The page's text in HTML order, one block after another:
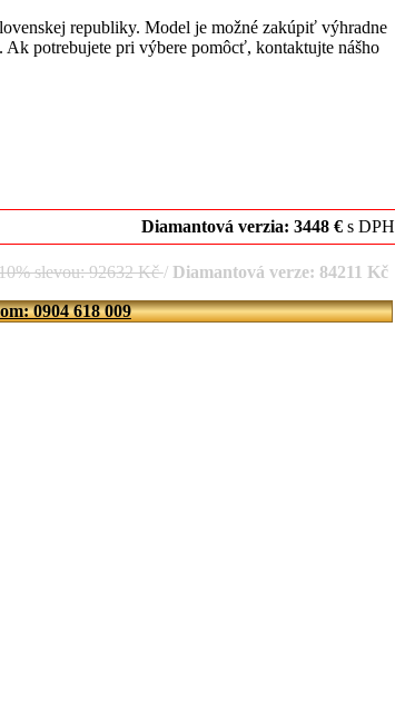
republiky. Model je možné zakúpiť výhradne
Ak potrebujete pri výbere pomôcť, kontaktujte nášho
Diamantová verzia: 3448 €s DPH
slevou: 92632 Kč/ Diamantová verze: 84211 Kč
0904 618 009